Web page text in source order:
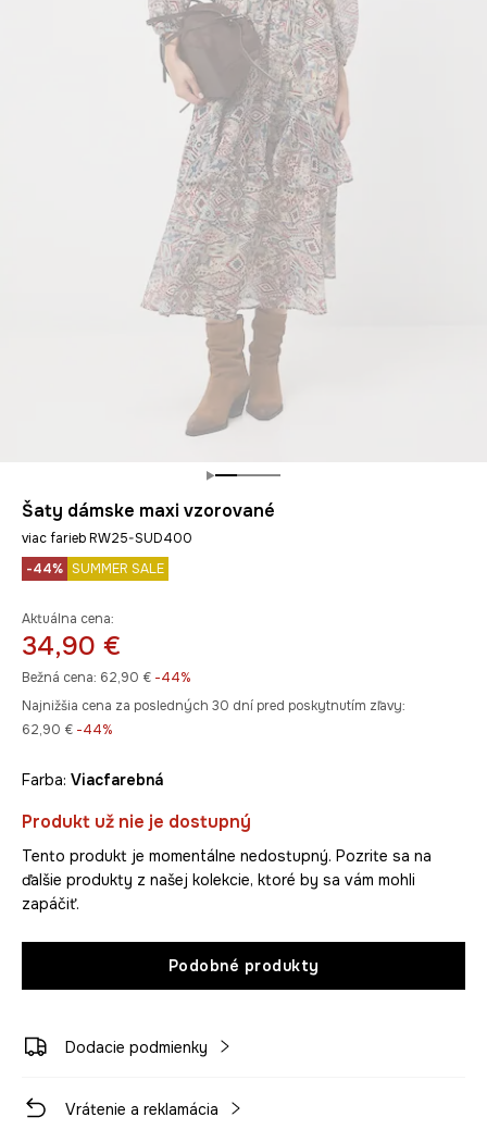
Šaty dámske maxi vzorované
viac farieb RW25-SUD400
-44% SUMMER SALE
Aktuálna cena:
34,90 €
Bežná cena: 62,90 € -44%
Najnižšia cena za posledných 30 dní pred poskytnutím zľavy:
62,90 € -44%
Farba: viacfarebná
Produkt už nie je dostupný
Tento produkt je momentálne nedostupný. Pozrite sa na
ďalšie produkty z našej kolekcie, ktoré by sa vám mohli
zapáčiť.
Podobné produkty
Dodacie podmienky
Vrátenie a reklamácia